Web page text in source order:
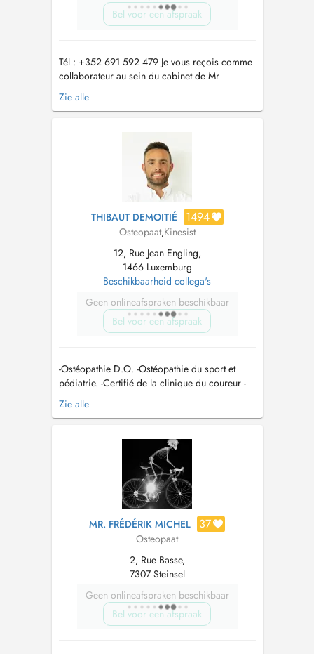
Bel voor een afspraak
Tél : +352 691 592 479 Je vous reçois comme
collaborateur au sein du cabinet de Mr
DEMOITIE Thibault au 12 Rue Jean Engling
1466 Dommeldange uniquement : - les mardi et
reconnue en 5ans, j'exerce depuis p...
Zie alle
THIBAUT DEMOITIÉ 1494
Osteopaat,Kinesist
12, Rue Jean Engling,
1466 Luxemburg
Beschikbaarheid collega's
Geen onlineafspraken beschikbaar
Bel voor een afspraak
-Ostéopathie D.O. -Ostéopathie du sport et
pédiatrie. -Certifié de la clinique du coureur -
Thérapie Manuelle du sport ( crochetage,
ventouse,...) mail:
Zie alle
MR. FRÉDÉRIK MICHEL 37
Osteopaat
2, Rue Basse,
7307 Steinsel
Geen onlineafspraken beschikbaar
Bel voor een afspraak